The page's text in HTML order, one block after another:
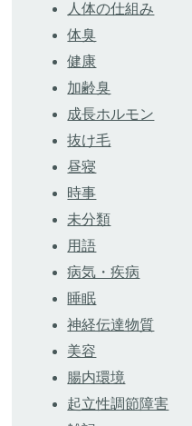
人体の仕組み
体臭
健康
加齢臭
成長ホルモン
抜け毛
昼寝
時事
未分類
用語
病気・疾病
睡眠
神経伝達物質
美容
腸内環境
起立性調節障害